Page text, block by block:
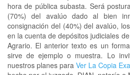
hora de pública subasta. Será
(70%) del avalúo dado al bien
consignación del (40%) del avalúo,
en la cuenta de depósitos judiciales
Agrario. El anterior texto es un
sirve de ejemplo o muestra. Lo
nuestros planes para Ver La Copia